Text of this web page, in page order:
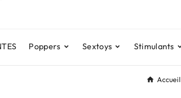
Poppers Sextoys Stimulants
Accueil